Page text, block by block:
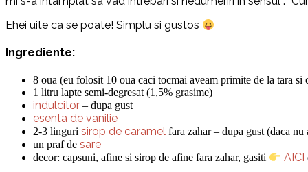
Ehei uite ca se poate! Simplu si gustos
Ingrediente:
8 oua (eu folosit 10 oua caci tocmai aveam primite de la tara
1 litru lapte semi-degresat (1,5% grasime)
indulcitor – dupa gust
esenta de vanilie
2-3 linguri sirop de caramel fara zahar – dupa gust (daca
un praf de sare
decor: capsuni, afine si sirop de afine fara zahar, gasiti AICI